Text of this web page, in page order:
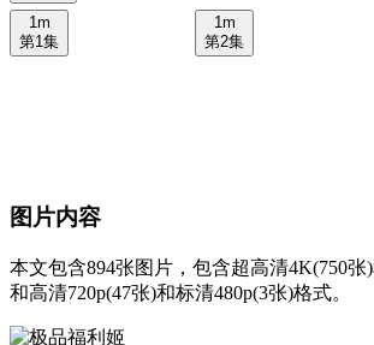
1m
第1集
1m
第2集
图片内容
本文包含894张图片，包含超高清4K(750张
和高清720p(47张)和标清480p(3张)格式。